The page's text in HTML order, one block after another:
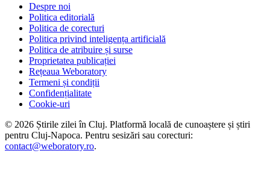
Despre noi
Politica editorială
Politica de corecturi
Politica privind inteligența artificială
Politica de atribuire și surse
Proprietatea publicației
Rețeaua Weboratory
Termeni și condiții
Confidențialitate
Cookie-uri
© 2026 Știrile zilei în Cluj. Platformă locală de cunoaștere și știri
pentru Cluj-Napoca. Pentru sesizări sau corecturi:
contact@weboratory.ro.